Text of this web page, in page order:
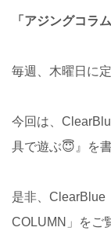
「アジングコラ
毎週、木曜日に
今回は、
具で遊ぶ😇』を
是非、ClearBlue
COLUMN」をご